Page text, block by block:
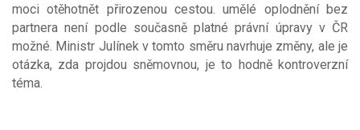
moci otěhotnět přirozenou cestou. umělé oplodnění bez
partnera není podle současně platné právní úpravy v ČR
možné. Ministr Julínek v tomto směru navrhuje změny, ale je
otázka, zda projdou sněmovnou, je to hodně kontroverzní
téma.